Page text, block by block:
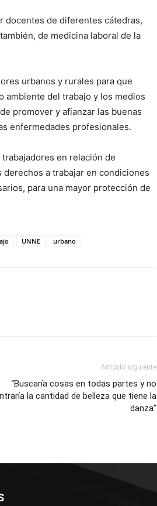
docentes de diferentes cátedras,
de medicina laboral de la
urbanos y rurales para que
ambiente del trabajo y los medios
promover y afianzar las buenas
enfermedades profesionales.
en relación de
a trabajar en condiciones
para una mayor protección de
UNNE urbano
Artículo siguiente
“Buscaría cosas en todas partes y no
la cantidad de belleza que tiene la
danza”